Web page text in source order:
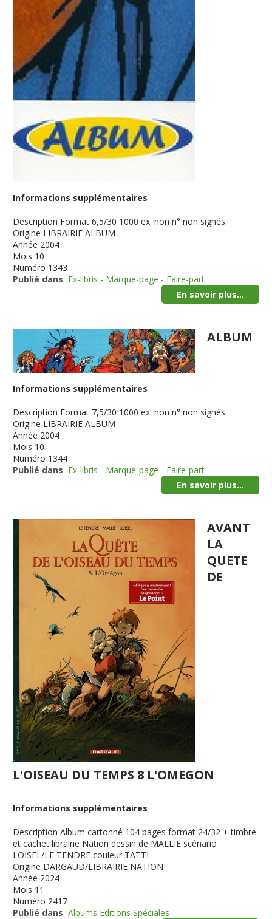
Informations supplémentaires
Description Format 6,5/30 1000 ex. non n° non signés
Origine LIBRAIRIE ALBUM
Année 2004
Mois 10
Numéro 1343
Publié dans Ex-libris - Marque-page - Faire-part
En savoir plus...
ALBUM
Informations supplémentaires
Description Format 7,5/30 1000 ex. non n° non signés
Origine LIBRAIRIE ALBUM
Année 2004
Mois 10
Numéro 1344
Publié dans Ex-libris - Marque-page - Faire-part
En savoir plus...
AVANT
LA
QUETE
DE
L'OISEAU DU TEMPS 8 L'OMEGON
Informations supplémentaires
Description Album cartonné 104 pages format 24/32 + timbre
et cachet librairie Nation dessin de MALLIE scénario
LOISEL/LE TENDRE couleur TATTI
Origine DARGAUD/LIBRAIRIE NATION
Année 2024
Mois 11
Numéro 2417
Publié dans Albums Editions Spéciales